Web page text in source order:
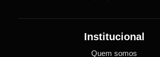
Institucional
Quem somos